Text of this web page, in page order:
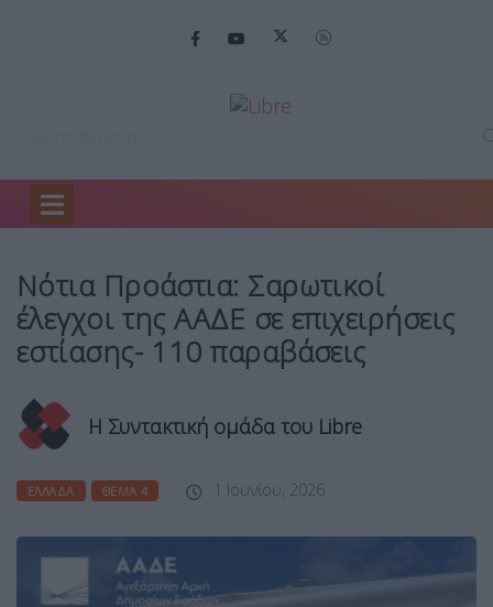
Home
Νότια Προάστια: Σαρωτικοί
έλεγχοι της ΑΑΔΕ σε επιχειρήσεις
εστίασης- 110 παραβάσεις
Η Συντακτική ομάδα του Libre
ΕΛΛΆΔΑ ΘΈΜΑ 4 1 Ιουνίου, 2026